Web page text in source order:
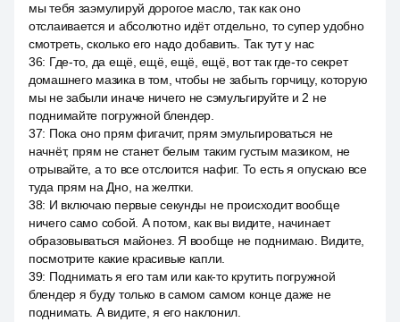
мы тебя заэмулируй дорогое масло, так как оно
отслаивается и абсолютно идёт отдельно, то супер удобно
смотреть, сколько его надо добавить. Так тут у нас
36: Где-то, да ещё, ещё, ещё, ещё, вот так где-то секрет
домашнего мазика в том, чтобы не забыть горчицу, которую
мы не забыли иначе ничего не сэмульгируйте и 2 не
поднимайте погружной блендер.
37: Пока оно прям фигачит, прям эмульгироваться не
начнёт, прям не станет белым таким густым мазиком, не
отрывайте, а то все отслоится нафиг. То есть я опускаю все
туда прям на Дно, на желтки.
38: И включаю первые секунды не происходит вообще
ничего само собой. А потом, как вы видите, начинает
образовываться майонез. Я вообще не поднимаю. Видите,
посмотрите какие красивые капли.
39: Поднимать я его там или как-то крутить погружной
блендер я буду только в самом самом конце даже не
поднимать. А видите, я его наклонил.